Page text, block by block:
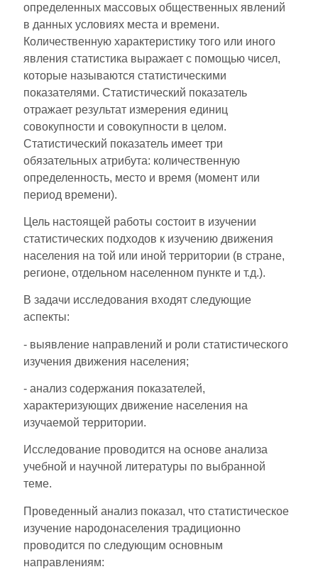
определенных массовых общественных явлений
в данных условиях места и времени.
Количественную характеристику того или иного
явления статистика выражает с помощью чисел,
которые называются статистическими
показателями. Статистический показатель
отражает результат измерения единиц
совокупности и совокупности в целом.
Статистический показатель имеет три
обязательных атрибута: количественную
определенность, место и время (момент или
период времени).
Цель настоящей работы состоит в изучении
статистических подходов к изучению движения
населения на той или иной территории (в стране,
регионе, отдельном населенном пункте и т.д.).
В задачи исследования входят следующие
аспекты:
- выявление направлений и роли статистического
изучения движения населения;
- анализ содержания показателей,
характеризующих движение населения на
изучаемой территории.
Исследование проводится на основе анализа
учебной и научной литературы по выбранной
теме.
Проведенный анализ показал, что статистическое
изучение народонаселения традиционно
проводится по следующим основным
направлениям: